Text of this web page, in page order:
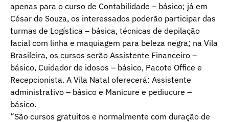
apenas para o curso de Contabilidade – básico; já em
César de Souza, os interessados poderão participar das
turmas de Logística – básica, técnicas de depilação
facial com linha e maquiagem para beleza negra; na Vila
Brasileira, os cursos serão Assistente Financeiro –
básico, Cuidador de idosos – básico, Pacote Office e
Recepcionista. A Vila Natal oferecerá: Assistente
administrativo – básico e Manicure e pediucure –
básico.
“São cursos gratuitos e normalmente com duração de